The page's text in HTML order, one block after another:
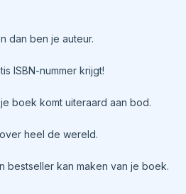
dan ben je auteur.
ISBN-nummer krijgt!
boek komt uiteraard aan bod.
heel de wereld.
bestseller kan maken van je boek.